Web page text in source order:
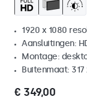
1920 x 1080
Aansluitingen:
Montage:
Buitenmaat:
€ 349,00